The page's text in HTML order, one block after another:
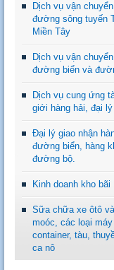
Dịch vụ vận
đường sông tuyến
Miền Tây
Dịch vụ vận
đường biển và
Dịch vụ cung ứng
giới hàng hải, đại
Đại lý giao nhận
đường biển, hàng
đường bộ.
Kinh doanh kho bãi
Sữa chữa xe ôtô
moóc, các loại
container, tàu,
ca nô